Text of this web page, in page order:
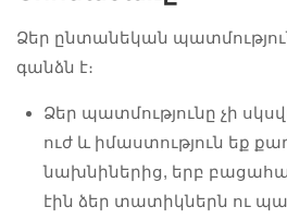
Ձեր ընտանեկան
գանձն է։
Ձեր պատմությունը չի
ուժ և իմաստություն եք
նախնիներից, երբ
էին ձեր տատիկներն ու